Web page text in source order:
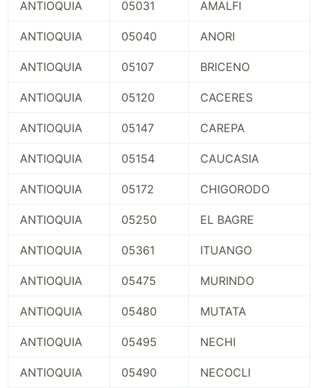
ANTIOQUIA 05031 AMALFI
ANTIOQUIA 05040 ANORI
ANTIOQUIA 05107 BRICENO
ANTIOQUIA 05120 CACERES
ANTIOQUIA 05147 CAREPA
ANTIOQUIA 05154 CAUCASIA
ANTIOQUIA 05172 CHIGORODO
ANTIOQUIA 05250 EL BAGRE
ANTIOQUIA 05361 ITUANGO
ANTIOQUIA 05475 MURINDO
ANTIOQUIA 05480 MUTATA
ANTIOQUIA 05495 NECHI
ANTIOQUIA 05490 NECOCLI